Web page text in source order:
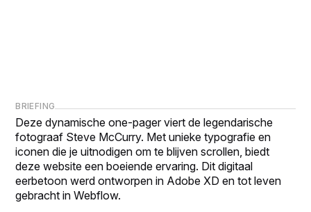
BRIEFING
Deze dynamische one-pager viert de legendarische
fotograaf Steve McCurry. Met unieke typografie en
iconen die je uitnodigen om te blijven scrollen, biedt
deze website een boeiende ervaring. Dit digitaal
eerbetoon werd ontworpen in Adobe XD en tot leven
gebracht in Webflow.